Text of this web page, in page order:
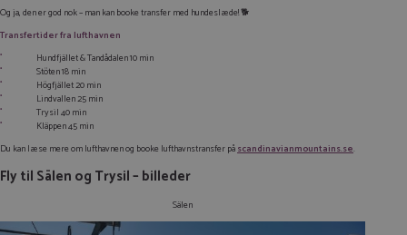
Og ja, den er god nok –man kan booke transfer med hundeslæde!🐕
Transfertider fra lufthavnen
Hundfjället & Tandådalen 10 min
Stöten 18 min
Högfjället 20 min
Lindvallen 25 min
Trysil 40 min
Kläppen 45 min
Du kan læse mere om lufthavnen og booke lufthavnstransfer påscandinavianmountains.se.
Fly til Sälen og Trysil – billeder
Sälen